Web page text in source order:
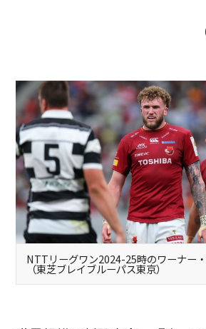
NTTリーグワン2024-25時のワーナー
（東芝ブレイブルーパス東京）